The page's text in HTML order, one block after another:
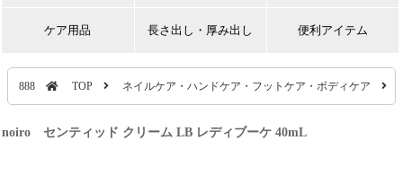
ケア用品 長さ出し・厚み出し 便利アイテム
888 TOP ネイルケア・ハンドケア・フットケア・ボディケア
noiro センティッド クリーム LB レディブーケ 40mL